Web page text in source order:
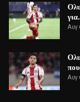
Αυγ
Αυγ